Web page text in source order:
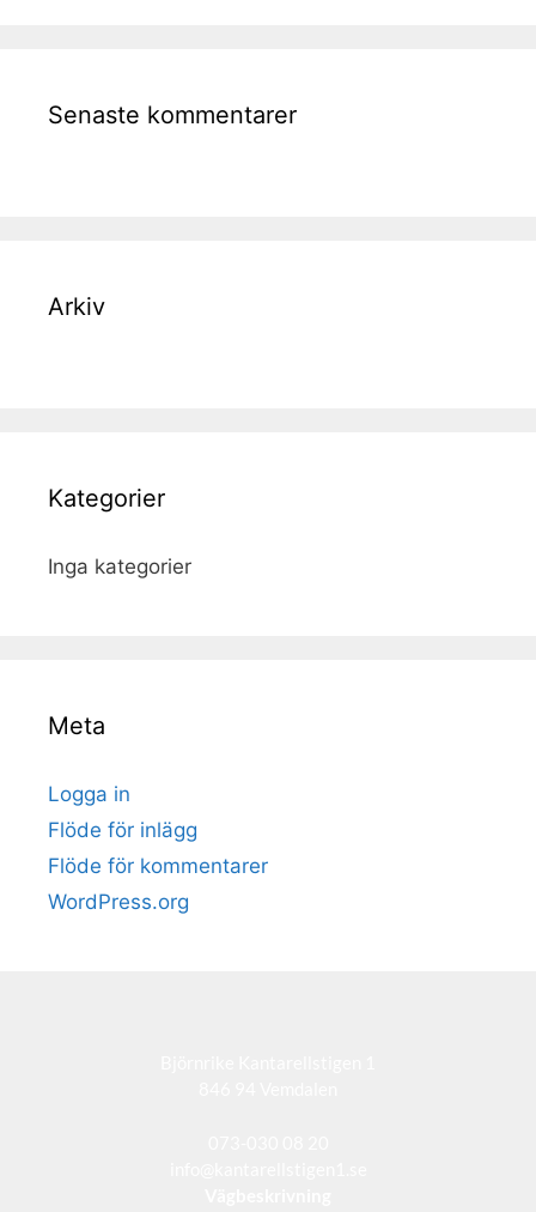
Senaste kommentarer
Arkiv
Kategorier
Inga kategorier
Meta
Logga in
Flöde för inlägg
Flöde för kommentarer
WordPress.org